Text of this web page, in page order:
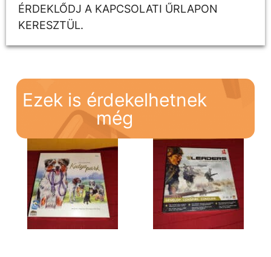
ÉRDEKLŐDJ A KAPCSOLATI ŰRLAPON
KERESZTÜL.
Ezek is érdekelhetnek
még